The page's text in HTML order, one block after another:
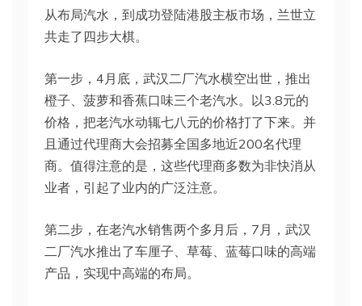
从布局汽水，到成功登陆港股主板市场，兰世立
共走了四步大棋。
第一步，4月底，武汉二厂汽水横空出世，推出
橙子、菠萝和香蕉口味三个老汽水。以3.8元的
价格，把老汽水动辄七八元的价格打了下来。并
且通过代理商大会招募全国多地近200名代理
商。值得注意的是，这些代理商多数为非快消从
业者，引起了业内的广泛注意。
第二步，在老汽水销售两个多月后，7月，武汉
二厂汽水推出了车厘子、草莓、蓝莓口味的高端
产品，实现中高端的布局。